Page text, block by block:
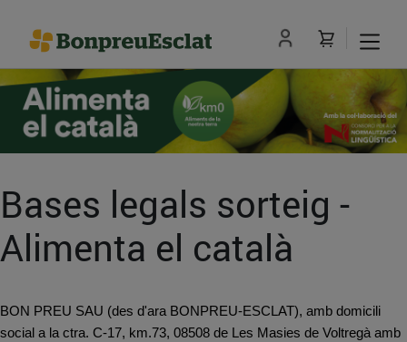
Bases legals sorteig -
Alimenta el català
BON PREU SAU (des d'ara BONPREU-ESCLAT), amb domicili
social a la ctra. C-17, km.73, 08508 de Les Masies de Voltregà amb